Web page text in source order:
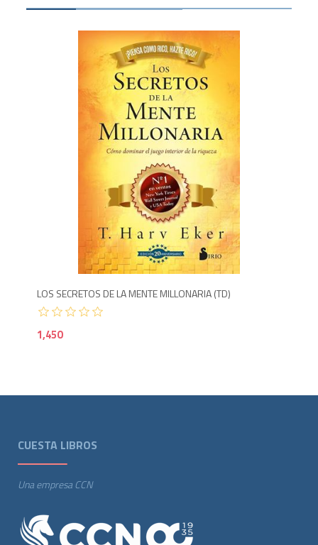
LOS SECRETOS DE LA MENTE MILLONARIA (TD)
1,450
CUESTA LIBROS
Una empresa CCN